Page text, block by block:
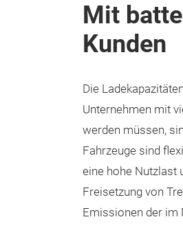
Mit
Kunden
Die
Unternehmen mit
werden müssen,
Fahrzeuge sind
eine hohe Nutzlast
Freisetzung von
Emissionen der im